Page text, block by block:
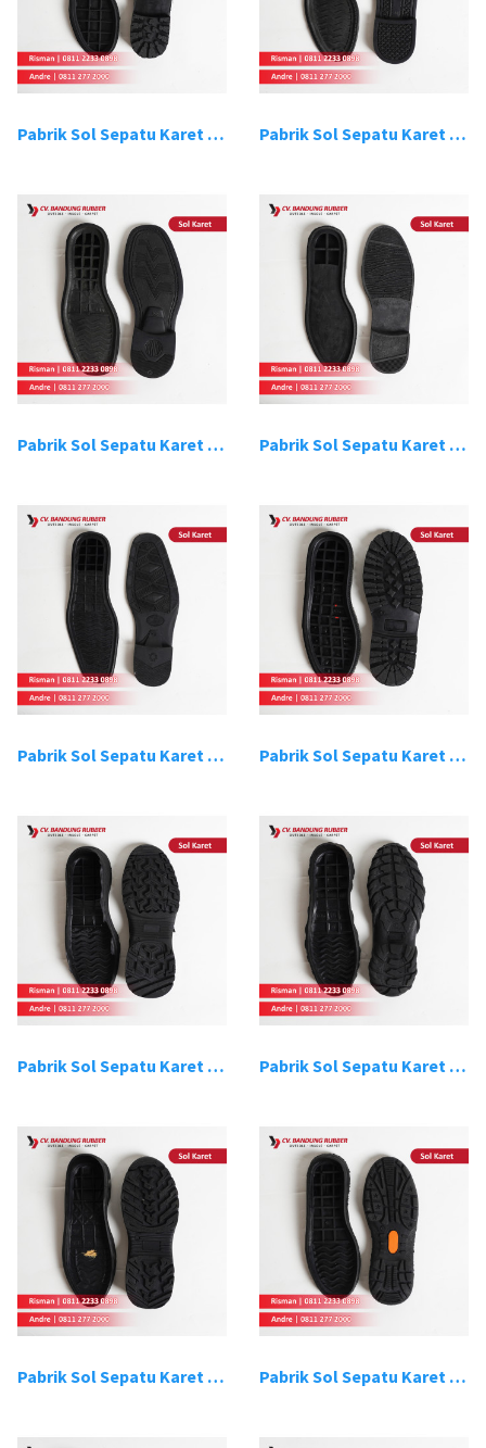
Pabrik Sol Sepatu Karet Bandung 1 Pabrik Sol Sepatu Karet Bandung 2
Pabrik Sol Sepatu Karet Bandung 3 Pabrik Sol Sepatu Karet Bandung 4
Pabrik Sol Sepatu Karet Bandung 5 Pabrik Sol Sepatu Karet Bandung 6
Pabrik Sol Sepatu Karet Bandung 7 Pabrik Sol Sepatu Karet Bandung 8
Pabrik Sol Sepatu Karet Bandung 9 Pabrik Sol Sepatu Karet Bandung 10